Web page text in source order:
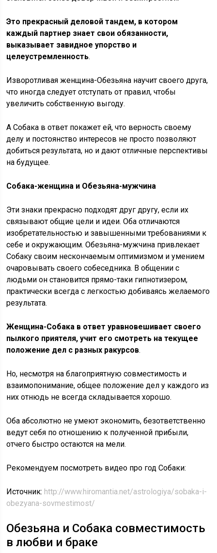
Это прекрасный деловой тандем, в котором
каждый партнер знает свои обязанности,
выказывает завидное упорство и
целеустремленность.
Изворотливая женщина-Обезьяна научит своего друга,
что иногда следует отступать от правил, чтобы
увеличить собственную выгоду.
А Собака в ответ покажет ей, что верность своему
делу и постоянство интересов не просто позволяют
добиться результата, но и дают отличные перспективы
на будущее.
Собака-женщина и Обезьяна-мужчина
Эти знаки прекрасно подходят друг другу, если их
связывают общие цели и идеи. Оба отличаются
изобретательностью и завышенными требованиями к
себе и окружающим. Обезьяна-мужчина привлекает
Собаку своим нескончаемым оптимизмом и умением
очаровывать своего собеседника. В общении с
людьми он становится прямо-таки гипнотизером,
практически всегда с легкостью добиваясь желаемого
результата.
Женщина-Собака в ответ уравновешивает своего
пылкого приятеля, учит его смотреть на текущее
положение дел с разных ракурсов.
Но, несмотря на благоприятную совместимость и
взаимопонимание, общее положение дел у каждого из
них отнюдь не всегда складывается хорошо.
Оба абсолютно не умеют экономить, безответственно
ведут себя по отношению к полученной прибыли,
отчего быстро остаются на мели.
Рекомендуем посмотреть видео про год Собаки:
Источник: http://www.hiromantia.net/astrologiya/sobaka-i-
obezyana-sovmestimost/
Обезьяна и Собака совместимость
в любви и браке